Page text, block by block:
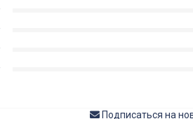
Подписаться на